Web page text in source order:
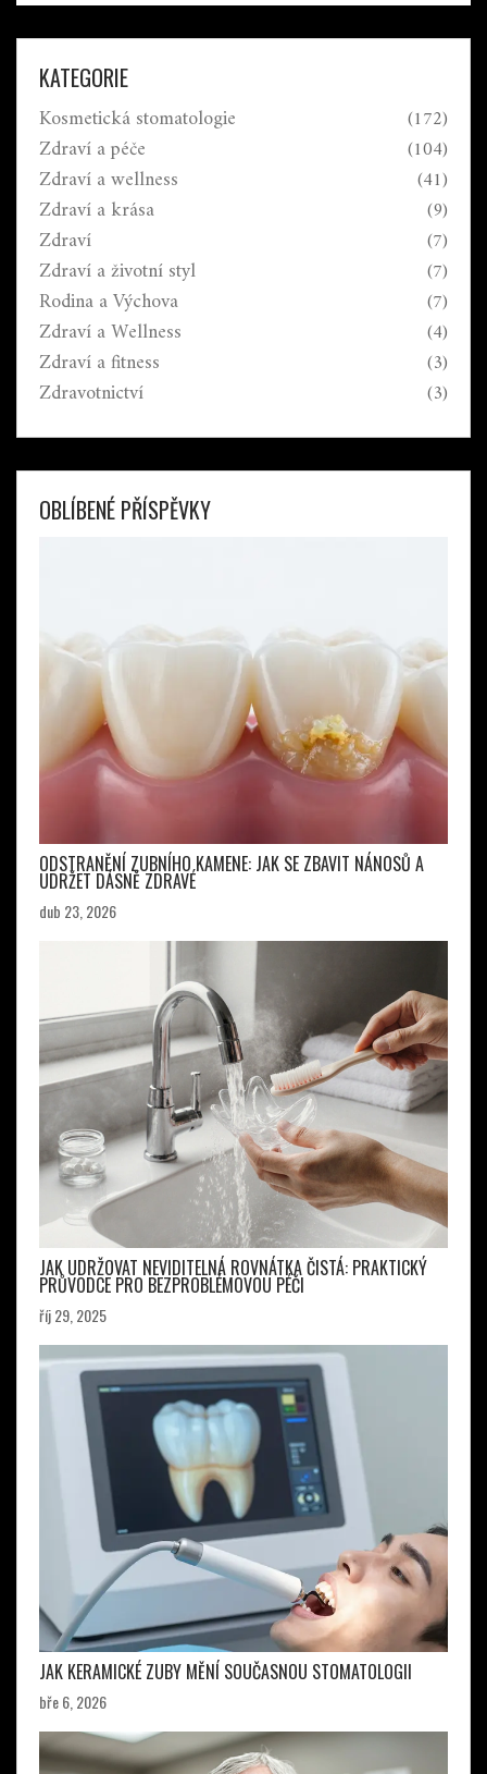
běžných problémech a jak je překonat.
KATEGORIE
Kosmetická stomatologie (172)
Zdraví a péče (104)
Zdraví a wellness (41)
Zdraví a krása (9)
Zdraví (7)
Zdraví a životní styl (7)
Rodina a Výchova (7)
Zdraví a Wellness (4)
Zdraví a fitness (3)
Zdravotnictví (3)
OBLÍBENÉ PŘÍSPĚVKY
ODSTRANĚNÍ ZUBNÍHO KAMENE: JAK SE ZBAVIT NÁNOSŮ A
UDRŽET DÁSNĚ ZDRAVÉ
dub 23, 2026
JAK UDRŽOVAT NEVIDITELNÁ ROVNÁTKA ČISTÁ: PRAKTICKÝ
PRŮVODCE PRO BEZPROBLÉMOVOU PÉČI
říj 29, 2025
JAK KERAMICKÉ ZUBY MĚNÍ SOUČASNOU STOMATOLOGII
bře 6, 2026